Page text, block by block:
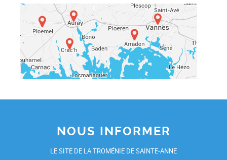
NOUS INFORMER
LE SITE DE LA TROMÉNIE DE SAINTE-ANNE